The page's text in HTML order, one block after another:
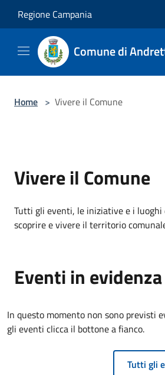
Regione Campania
Comune di
Home > Vivere il Comune
Vivere il Comune
Tutti gli eventi, le iniziative e i luoghi
scoprire e vivere il territorio
Eventi in evidenza
In questo momento non sono previsti
gli eventi clicca il bottone a fianco.
Tutti gli